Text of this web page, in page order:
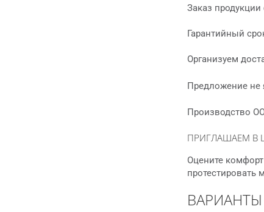
Заказ
Гарантийный
Организуем
Предложение не
Производство
ПРИГЛАШАЕМ В
Оцените
протестировать